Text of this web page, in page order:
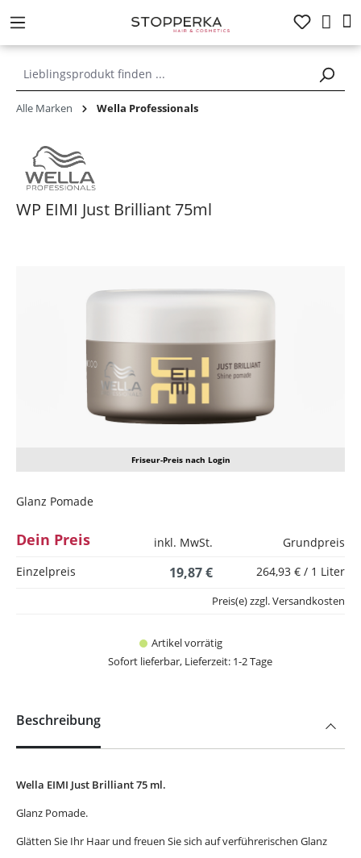
springen
Alle Marken Wella Professionals
WP EIMI Just Brilliant 75ml
Friseur-Preis nach Login
Glanz Pomade
Dein Preis inkl. MwSt.
Grundpreis
Einzelpreis
19,87 € 264,93 € / 1 Liter
Artikel vorrätig
Sofort lieferbar, Lieferzeit: 1-2 Tage
Preis(e) zzgl. Versandkosten
Beschreibung
Wella EIMI Just Brilliant 75 ml.
Glanz Pomade.
Glätten Sie Ihr Haar und freuen Sie sich auf verführerischen Glanz